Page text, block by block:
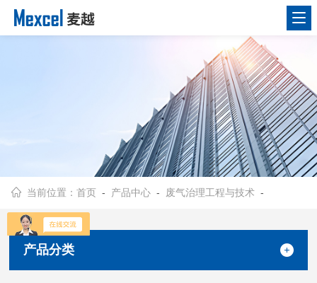
当前位置：首页 - 产品中心 - 废气治理工程与技术 -
产品分类